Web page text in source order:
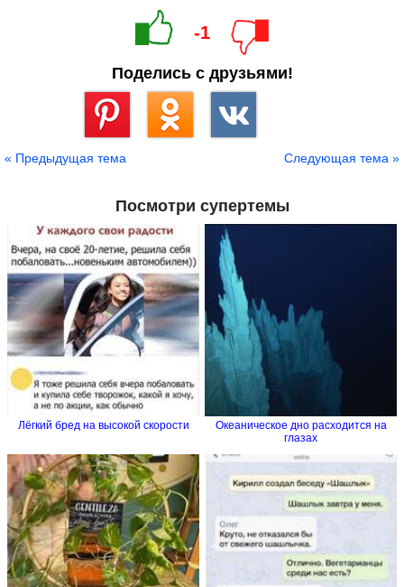
-1
Поделись с друзьями!
« Предыдущая тема Следующая тема »
Посмотри супертемы
Лёгкий бред на высокой скорости
Океаническое дно расходится на
глазах